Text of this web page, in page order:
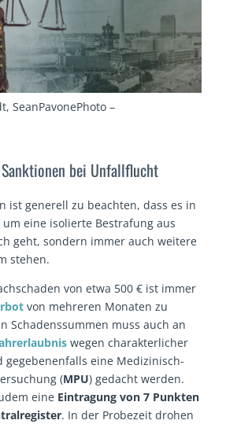
SeanPavonePhoto –
bei Unfallflucht
ist generell zu beachten, dass es in
eine isolierte Bestrafung aus
geht, sondern immer auch weitere
stehen.
von etwa 500 € ist immer
von mehreren Monaten zu
Schadenssummen muss auch an
wegen charakterlicher
gegebenenfalls eine Medizinisch-
(MPU) gedacht werden.
eine Eintragung von 7 Punkten
. In der Probezeit drohen